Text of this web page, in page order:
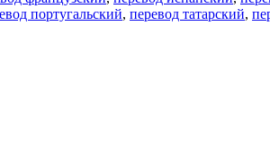
португальский, перевод татарский,